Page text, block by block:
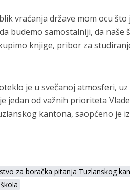
vraćanja države mom ocu
budemo samostalniji, da naše
knjige, pribor za
je u svečanoj atmosferi,
jedan od važnih prioriteta
kantona, saopćeno je iz
za boračka pitanja Tuzlanskog